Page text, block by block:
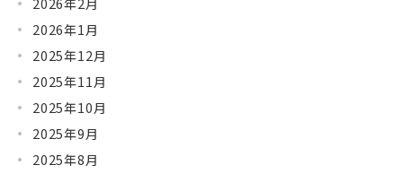
2026年1月
2025年12月
2025年11月
2025年10月
2025年9月
2025年8月